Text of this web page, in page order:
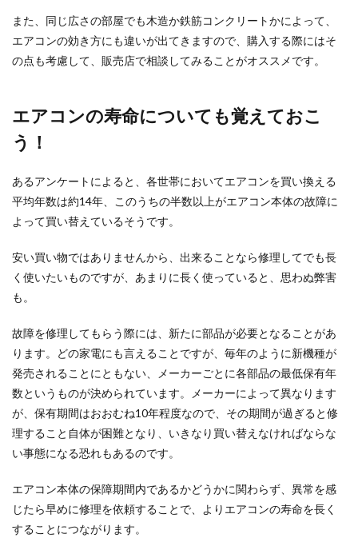
また、同じ広さの部屋でも木造か鉄筋コンクリートかによって、
エアコンの効き方にも違いが出てきますので、購入する際にはそ
の点も考慮して、販売店で相談してみることがオススメです。
エアコンの寿命についても覚えておこ
う！
あるアンケートによると、各世帯においてエアコンを買い換える
平均年数は約14年、このうちの半数以上がエアコン本体の故障に
よって買い替えているそうです。
安い買い物ではありませんから、出来ることなら修理してでも長
く使いたいものですが、あまりに長く使っていると、思わぬ弊害
も。
故障を修理してもらう際には、新たに部品が必要となることがあ
ります。どの家電にも言えることですが、毎年のように新機種が
発売されることにともない、メーカーごとに各部品の最低保有年
数というものが決められています。メーカーによって異なります
が、保有期間はおおむね10年程度なので、その期間が過ぎると修
理すること自体が困難となり、いきなり買い替えなければならな
い事態になる恐れもあるのです。
エアコン本体の保障期間内であるかどうかに関わらず、異常を感
じたら早めに修理を依頼することで、よりエアコンの寿命を長く
することにつながります。